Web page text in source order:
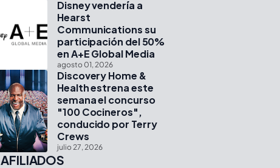
Disney vendería a
Hearst
Communications su
participación del 50%
en A+E Global Media
agosto 01, 2026
Discovery Home &
Health estrena este
semana el concurso
"100 Cocineros",
conducido por Terry
Crews
julio 27, 2026
AFILIADOS